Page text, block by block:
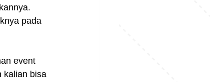
pada
event
kalian bisa